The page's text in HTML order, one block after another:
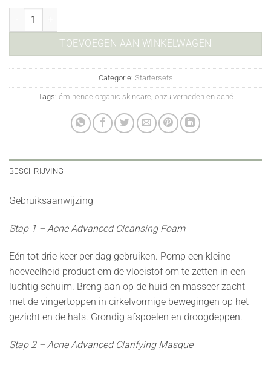
Acne Advanced 3-Step Treatment System aantal
TOEVOEGEN AAN WINKELWAGEN
Categorie: Startersets
Tags: éminence organic skincare, onzuiverheden en acné
BESCHRIJVING
Gebruiksaanwijzing
Stap 1 – Acne Advanced Cleansing Foam
Eén tot drie keer per dag gebruiken. Pomp een kleine
hoeveelheid product om de vloeistof om te zetten in een
luchtig schuim. Breng aan op de huid en masseer zacht
met de vingertoppen in cirkelvormige bewegingen op het
gezicht en de hals. Grondig afspoelen en droogdeppen.
Stap 2 – Acne Advanced Clarifying Masque